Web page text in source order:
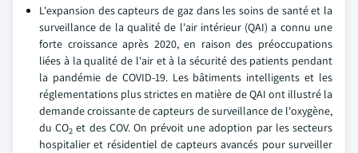
L'expansion des capteurs de gaz dans les soins de santé et la
surveillance de la qualité de l'air intérieur (QAI) a connu une
forte croissance après 2020, en raison des préoccupations
liées à la qualité de l'air et à la sécurité des patients pendant
la pandémie de COVID-19. Les bâtiments intelligents et les
réglementations plus strictes en matière de QAI ont illustré la
demande croissante de capteurs de surveillance de l'oxygène,
du CO2 et des COV. On prévoit une adoption par les secteurs
hospitalier et résidentiel de capteurs avancés pour surveiller